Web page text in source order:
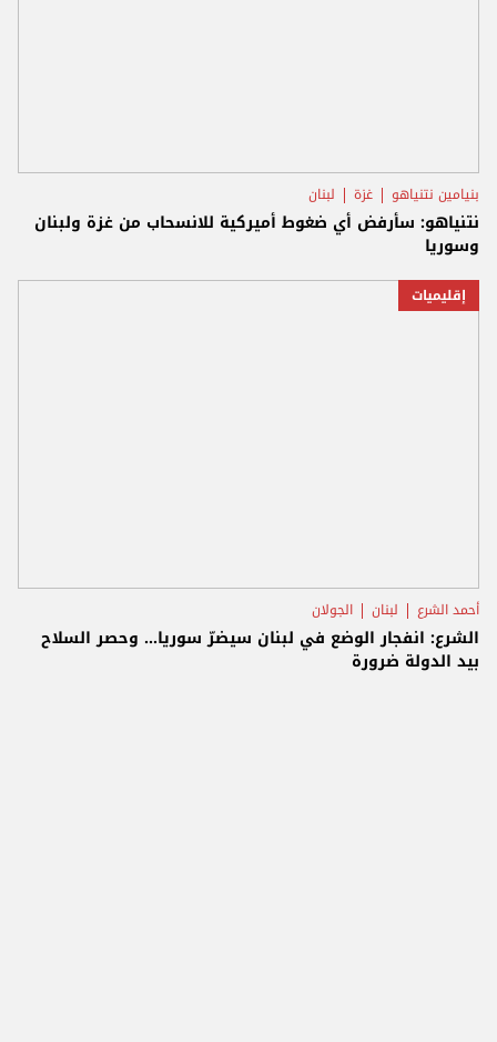
بنيامين نتنياهو غزة لبنان
نتنياهو: سأرفض أي ضغوط أميركية للانسحاب من غزة ولبنان
وسوريا
إقليميات
أحمد الشرع لبنان الجولان
الشرع: انفجار الوضع في لبنان سيضرّ سوريا... وحصر السلاح
بيد الدولة ضرورة